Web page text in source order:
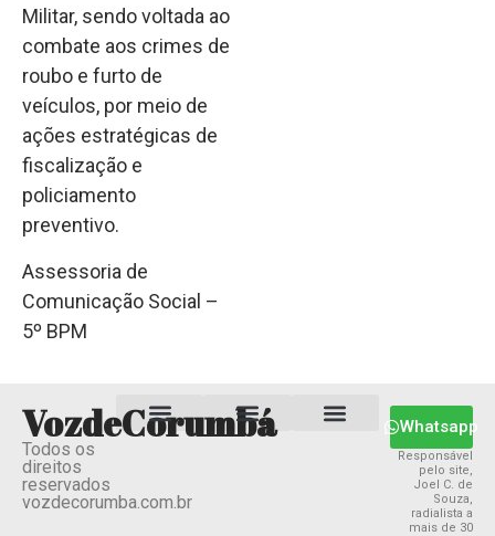
Militar, sendo voltada ao
combate aos crimes de
roubo e furto de
veículos, por meio de
ações estratégicas de
fiscalização e
policiamento
preventivo.
Assessoria de
Comunicação Social –
5º BPM
VozdeCorumbá
Todos os
direitos
reservados
vozdecorumba.com.br
Whatsapp
Responsável
pelo site,
Joel C. de
Souza,
radialista a
mais de 30